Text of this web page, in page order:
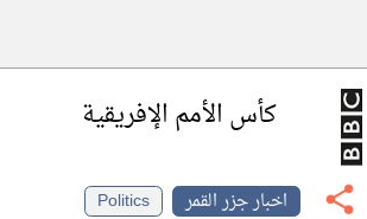
كأس الأمم الإفريقية
اخبار جزر القمر
Politics